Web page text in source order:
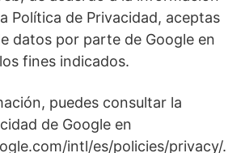
Política de Privacidad, aceptas
datos por parte de Google en
fines indicados.
puedes consultar la
de Google en
intl/es/policies/privacy/.